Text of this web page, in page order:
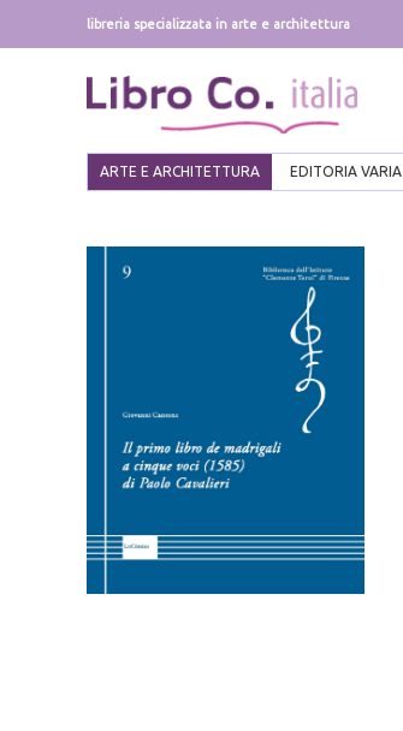
libreria specializzata in arte e architettura
ARTE E ARCHITETTURA EDITORIA VARIA